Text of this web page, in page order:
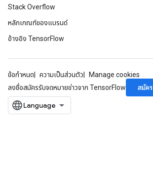
Stack Overflow
หลักเกณฑ์ของแบรนด์
อ้างอิง TensorFlow
ข้อกำหนด ความเป็นส่วนตัว
Manage cookies
ลงชื่อสมัครรับจดหมายข่าวจาก TensorFlow
สมัคร